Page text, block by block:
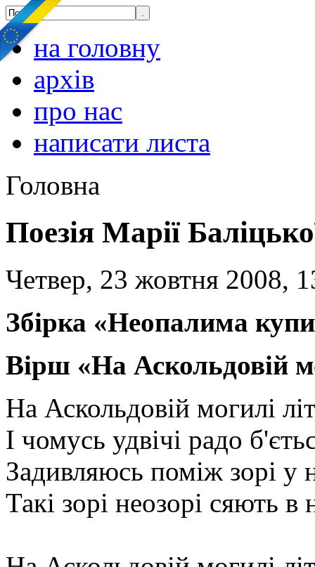
на головну
архів
про нас
написати листа
Головна
Поезія Марії
Четвер, 23 жовтня 2008,
Збірка «Неопалима
Вірш «На Аскольдовій
На Аскольдовій могилі
І чомусь удвічі радо
Задивляюсь поміж зорі
Такі зорі неозорі сяють в